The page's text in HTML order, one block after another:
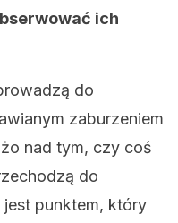
ich
do
zaburzeniem
nad tym, czy coś
do
jest punktem, który